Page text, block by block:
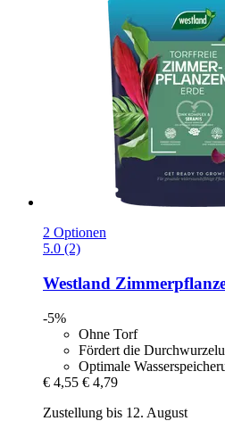
2 Optionen
5.0 (2)
Westland
-5%
Ohne Torf
Fördert die
Optimale
€ 4,55 € 4,79
Zustellung bis 12. August